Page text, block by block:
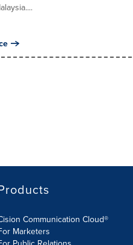
Communication Cloud®
Marketers